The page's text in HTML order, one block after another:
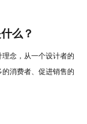
么？
念，从一个设计者的
消费者、促进销售的